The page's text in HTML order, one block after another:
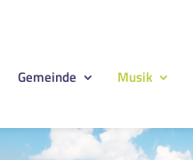
Gemeinde Musik